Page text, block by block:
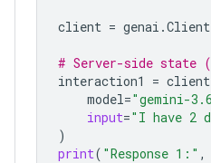
client = genai .Client
# Server-side state
interaction1
= client
model="gemini-
input="I have 2
)
print( "Response 1:" ,